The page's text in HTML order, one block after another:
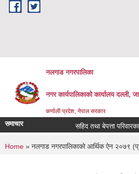
Skip to main content
नलगाड नगरपालिका
नगर कार्यपालिकाको कार्यालय दल्ली,
कर्णाली प्रदेश, नेपाल सरकार
समाचार सहिद तथा बेपत्ता परिवारका
You are here
Home » नलगाड नगरपालिकाको आर्थिक ऐन २०७९